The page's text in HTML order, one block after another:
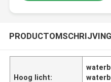
PRODUCTOMSCHRIJVING
Hoog licht: